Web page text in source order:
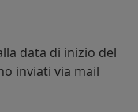
data di inizio del
inviati via mail